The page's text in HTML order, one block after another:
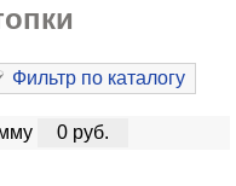
Фильтр по каталогу
0 руб.